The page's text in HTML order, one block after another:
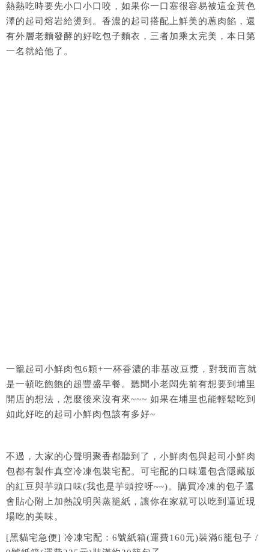
熱熱吃時要先小口小口咬，如果你一口塞很容易被這金黃色
澤的起司熔岩給燙到。香濃的起司搭配上鮮美的蔥肉餡，還
有外層老麵發酵的好吃包子麵衣，三者加乘太完美，本日第
一名就給他了。
一籠起司小鮮肉包6顆+一杯香濃的非基改豆漿，對我而言就
是一頓吃飽飽的超豐盛早餐。聽聞小老闆先前有想要到埔里
開店的想法，怎麼後來沒有來~~~ 如果在埔里也能輕鬆吃到
如此好吃的起司小鮮肉包該有多好~
不過，大家的心聲明聚香都聽到了，小鮮肉包與起司小鮮肉
包都有製作真空冷凍包裝宅配。可宅配的口味還包含隱藏版
的紅豆與芋頭口味(我也是芋頭控呀~~)。購買冷凍的包子還
會貼心附上加熱說明與蒸籠紙，讓你在家就可以吃到逼近現
場吃的美味。
[黑貓宅急便] 冷凍宅配：6號紙箱(運費160元)裝滿6籠包子 /